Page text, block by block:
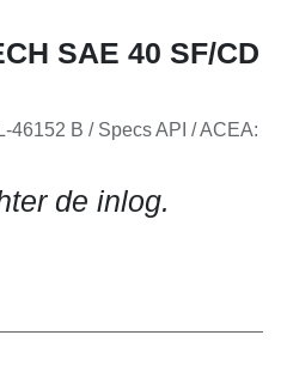
SAE 40 SF/CD
46152 B / Specs API / ACEA:
de inlog.